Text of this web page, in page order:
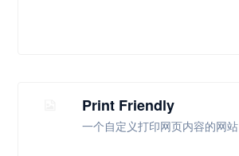
Print Friendly
一个自定义打印网页内容的网站